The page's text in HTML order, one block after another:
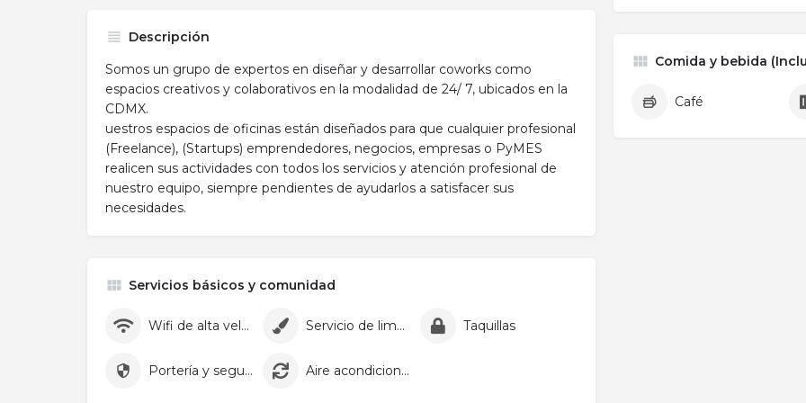
Descripción
Somos un grupo de expertos en diseñar y desarrollar coworks como
espacios creativos y colaborativos en la modalidad de 24/ 7, ubicados en la
CDMX.
uestros espacios de oficinas están diseñados para que cualquier profesional
(Freelance), (Startups) emprendedores, negocios, empresas o PyMES
realicen sus actividades con todos los servicios y atención profesional de
nuestro equipo, siempre pendientes de ayudarlos a satisfacer sus
necesidades.
Servicios básicos y comunidad
Wifi de alta velocidad Servicio de limpieza Taquillas
Portería y seguridad Aire acondicionado
Comida y bebida
Café